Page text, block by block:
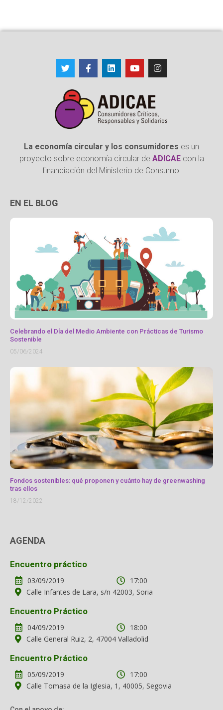
La economía circular y los consumidores es un
proyecto sobre economía circular de ADICAEcon la
financiación del Ministerio de Consumo.
EN EL BLOG
Celebrando el Día del Medio Ambiente con Prácticas de Turismo
Sostenible
05/06/2024
Fondos sostenibles: qué proponen y cuánto hay de greenwashing
tras ellos
18/12/2022
AGENDA
Encuentro práctico
03/09/2019
17:00
Calle Infantes de Lara, s/n 42003, Soria
Encuentro Práctico
04/09/2019
18:00
Calle General Ruiz, 2, 47004 Valladolid
Encuentro Práctico
05/09/2019
17:00
Calle Tomasa de la Iglesia, 1, 40005, Segovia